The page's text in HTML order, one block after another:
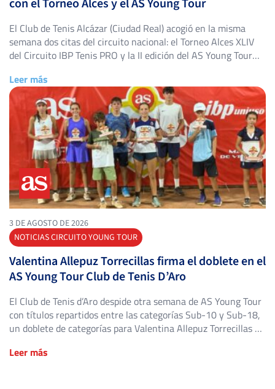
con el Torneo Alces y el AS Young Tour
El Club de Tenis Alcázar (Ciudad Real) acogió en la misma
semana dos citas del circuito nacional: el Torneo Alces XLIV
del Circuito IBP Tenis PRO y la II edición del AS Young Tour
cuadros. Torneo Alces XLIV: título para Alejandro López
Escribano El Torneo Alces […]
Leer más
3 DE AGOSTO DE 2026
NOTICIAS CIRCUITO YOUNG TOUR
Valentina Allepuz Torrecillas firma el doblete en el
AS Young Tour Club de Tenis D’Aro
El Club de Tenis d’Aro despide otra semana de AS Young Tour
con títulos repartidos entre las categorías Sub-10 y Sub-18,
un doblete de categorías para Valentina Allepuz Torrecillas y
tie-break de infarto. El Open de Tenis Club de Tenis D’Aro ha
Leer más